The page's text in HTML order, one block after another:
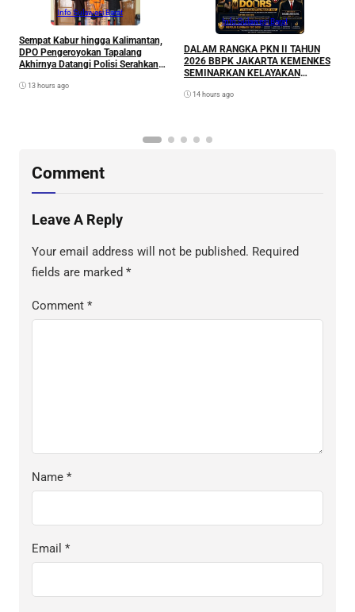
Info Sulawesi Barat
Sempat Kabur hingga Kalimantan,
DPO Pengeroyokan Tapalang
Akhirnya Datangi Polisi Serahkan
13 hours ago
Info Sulawesi Barat
DALAM RANGKA PKN II TAHUN
2026 BBPK JAKARTA KEMENKES
SEMINARKAN KELAYAKAN
PERUBAHAN KETUK DOORS
14 hours ago
Comment
Leave A Reply
Your email address will not be published. Required
fields are marked *
Comment *
Name *
Email *